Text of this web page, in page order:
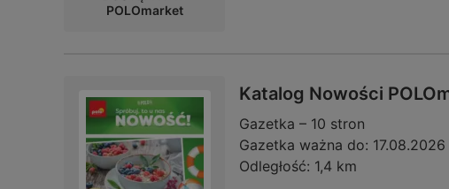
POLOmarket
Katalog Nowości
Gazetka – 10 stron
Gazetka ważna do: 17.08.2026
Odległość: 1,4 km